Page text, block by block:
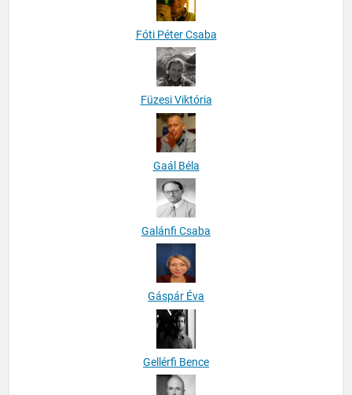
Fóti Péter Csaba
Füzesi Viktória
Gaál Béla
Galánfi Csaba
Gáspár Éva
Gellérfi Bence